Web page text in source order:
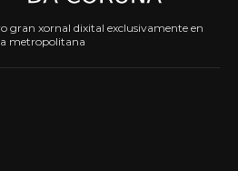
gran xornal dixital exclusivamente en
metropolitana